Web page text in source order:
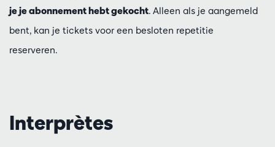
je je abonnement hebt gekocht. Alleen als je aangemeld
bent, kan je tickets voor een besloten repetitie
reserveren.
Interprètes